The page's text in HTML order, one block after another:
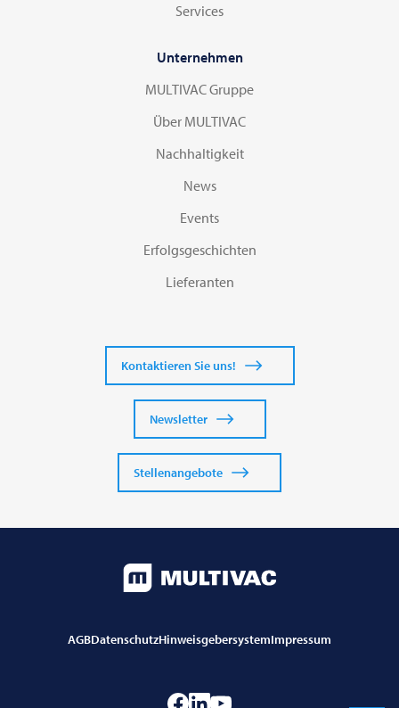
Services
Unternehmen
MULTIVAC Gruppe
Über MULTIVAC
Nachhaltigkeit
News
Events
Erfolgsgeschichten
Lieferanten
Kontaktieren Sie uns!
Newsletter
Stellenangebote
AGBDatenschutzHinweisgebersystemImpressum